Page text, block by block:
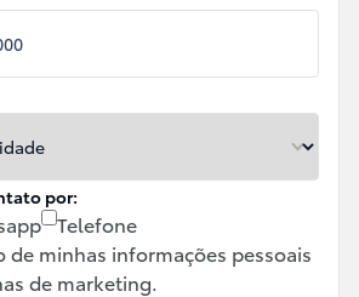
por:
Telefone
de minhas informações pessoais
de marketing.